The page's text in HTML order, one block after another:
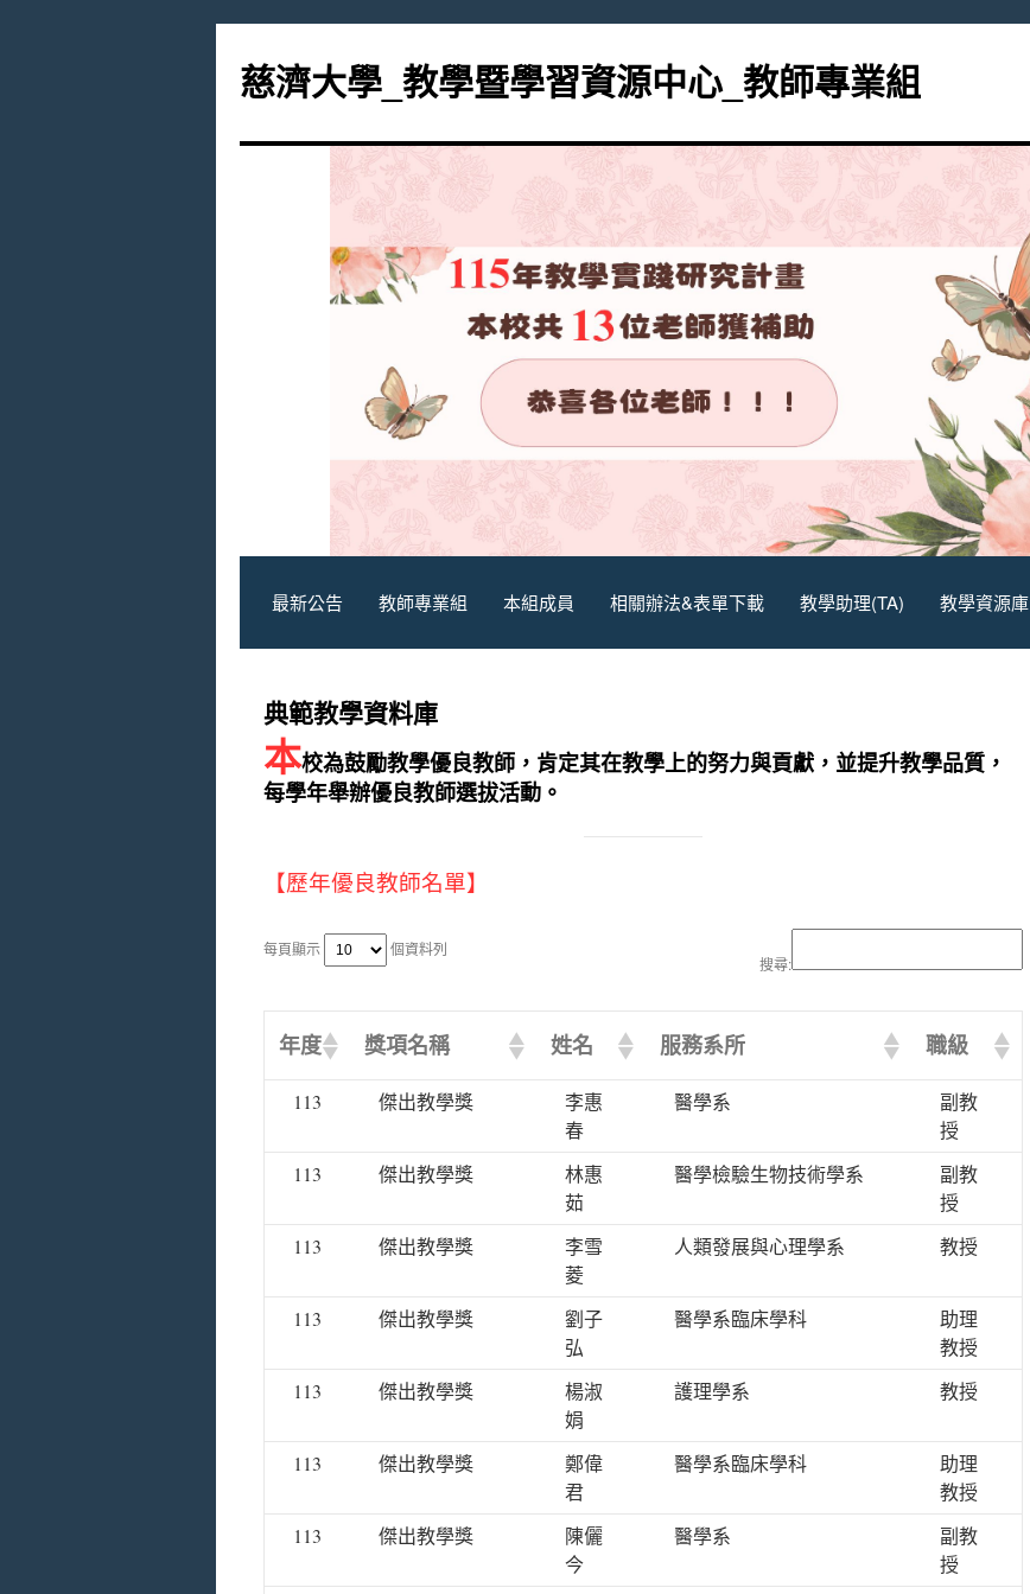
主
要
容
慈濟大學_教學暨學習資源中心_教師專業組
最新公告 教師專業組 本組成員 相關辦法&表單下載 教學助理(TA) 教學資源庫
典範教學資料庫
本校為鼓勵教學優良教師，肯定其在教學上的努力與貢獻， 並提升教學品質，
每學年舉辦優良教師選拔活動。
【歷年優良教師名單】
每頁顯示 個資料列
搜尋:
年度 獎項名稱 姓名 服務系所 職級
113 傑出教學獎
李惠
春
醫學系
副教
授
113
傑出教學獎
林惠
茹
醫學檢驗生物技術學系
副教
授
113
傑出教學獎
李雪
菱
人類發展與心理學系 教授
113 傑出教學獎
劉子
弘
醫學系臨床學科
助理
教授
113
傑出教學獎
楊淑
娟
護理學系 教授
113 傑出教學獎
鄭偉
君
醫學系臨床學科
助理
教授
113
傑出教學獎
陳儷
今
醫學系
副教
授